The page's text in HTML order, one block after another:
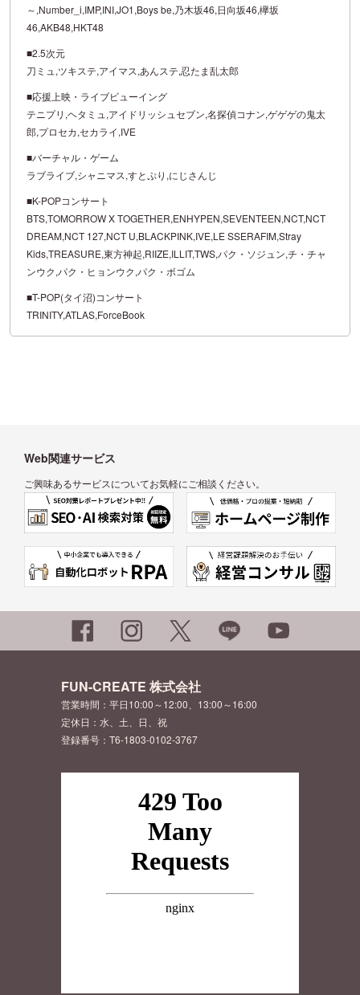
～,Number_i,IMP,INI,JO1,Boys be,乃木坂46,日向坂46,欅坂
46,AKB48,HKT48
■2.5次元
刀ミュ,ツキステ,アイマス,あんステ,忍たま乱太郎
■応援上映・ライブビューイング
テニプリ,ヘタミュ,アイドリッシュセブン,名探偵コナン,ゲゲゲの鬼太
郎,プロセカ,セカライ,IVE
■バーチャル・ゲーム
ラブライブ,シャニマス,すとぷり,にじさんじ
■K-POPコンサート
BTS,TOMORROW X TOGETHER,ENHYPEN,SEVENTEEN,NCT,NCT
DREAM,NCT 127,NCT U,BLACKPINK,IVE,LE SSERAFIM,Stray
Kids,TREASURE,東方神起,RIIZE,ILLIT,TWS,パク・ソジュン,チ・チャ
ンウク,パク・ヒョンウク,パク・ボゴム
■T-POP(タイ沼)コンサート
TRINITY,ATLAS,ForceBook
Web関連サービス
ご興味あるサービスについてお気軽にご相談ください。
FUN-CREATE 株式会社
営業時間：平日10:00～12:00、13:00～16:00
定休日：水、土、日、祝
登録番号：T6-1803-0102-3767